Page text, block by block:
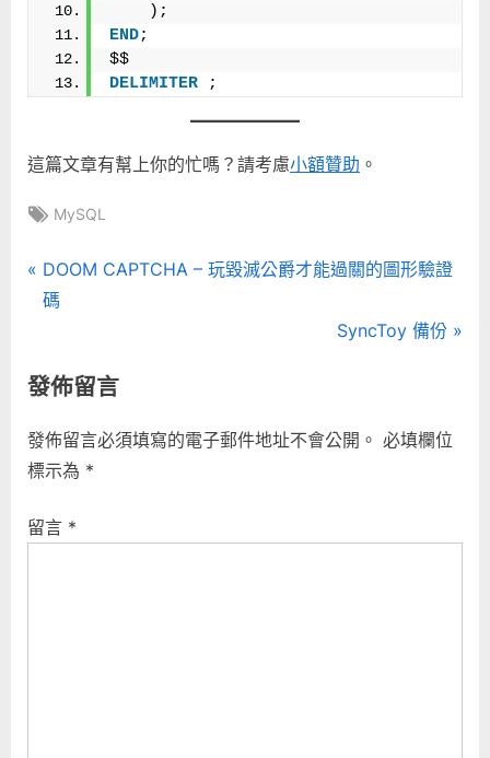
    );
END;
$$
DELIMITER ;
這篇文章有幫上你的忙嗎？請考慮小額贊助 。
Tags:
MySQL
文
章
導
P
r
i
u
s
o
DOOM CAPTCHA – 玩毀滅公爵才能過關的圖形驗證
碼
N
P
t
SyncToy 備份
發佈留言
發佈留言必須填寫的電子郵件地址不會公開。 必填欄位
標示為 *
留言 *